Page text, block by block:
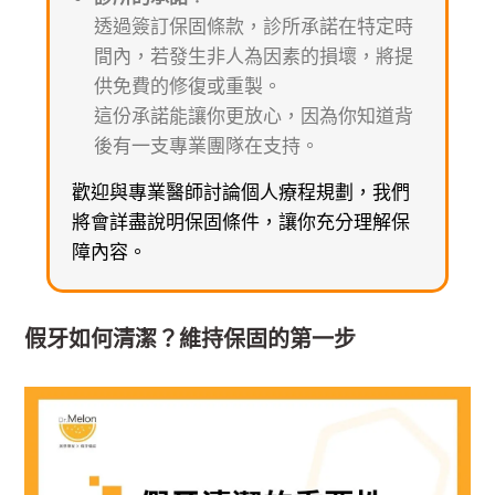
透過簽訂保固條款，診所承諾在特定時
間內，若發生非人為因素的損壞，將提
供免費的修復或重製。
這份承諾能讓你更放心，因為你知道背
後有一支專業團隊在支持。
歡迎與專業醫師討論個人療程規劃，我們
將會詳盡說明保固條件，讓你充分理解保
障內容。
假牙如何清潔？維持保固的第一步